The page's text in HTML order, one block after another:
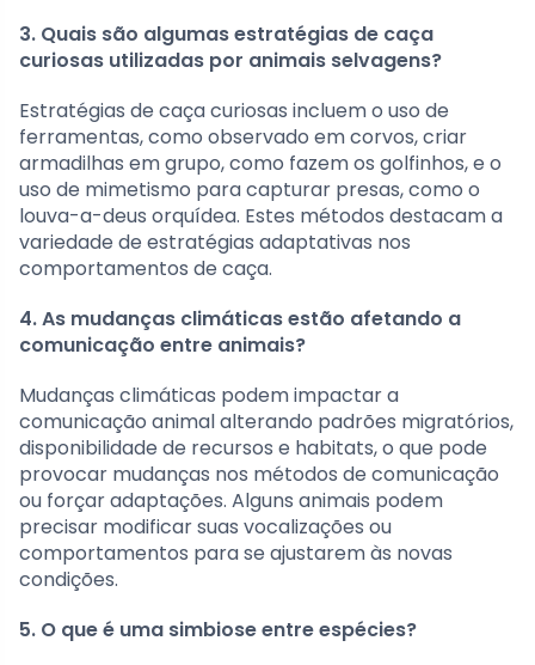
3. Quais são algumas estratégias de caça
curiosas utilizadas por animais selvagens?
Estratégias de caça curiosas incluem o uso de
ferramentas, como observado em corvos, criar
armadilhas em grupo, como fazem os golfinhos, e o
uso de mimetismo para capturar presas, como o
louva-a-deus orquídea. Estes métodos destacam a
variedade de estratégias adaptativas nos
comportamentos de caça.
4. As mudanças climáticas estão afetando a
comunicação entre animais?
Mudanças climáticas podem impactar a
comunicação animal alterando padrões migratórios,
disponibilidade de recursos e habitats, o que pode
provocar mudanças nos métodos de comunicação
ou forçar adaptações. Alguns animais podem
precisar modificar suas vocalizações ou
comportamentos para se ajustarem às novas
condições.
5. O que é uma simbiose entre espécies?